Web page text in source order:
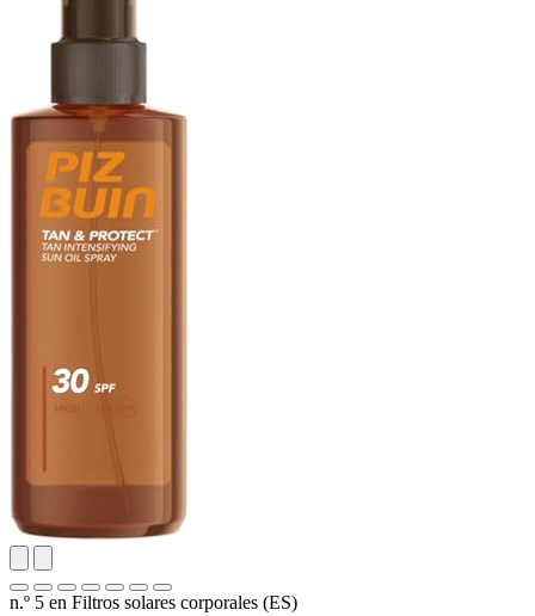
n.º 5 en Filtros solares corporales (ES)